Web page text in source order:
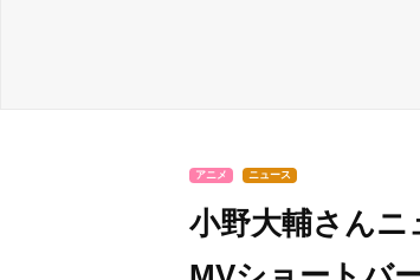
アニメ ニュース
小野大輔さんニ